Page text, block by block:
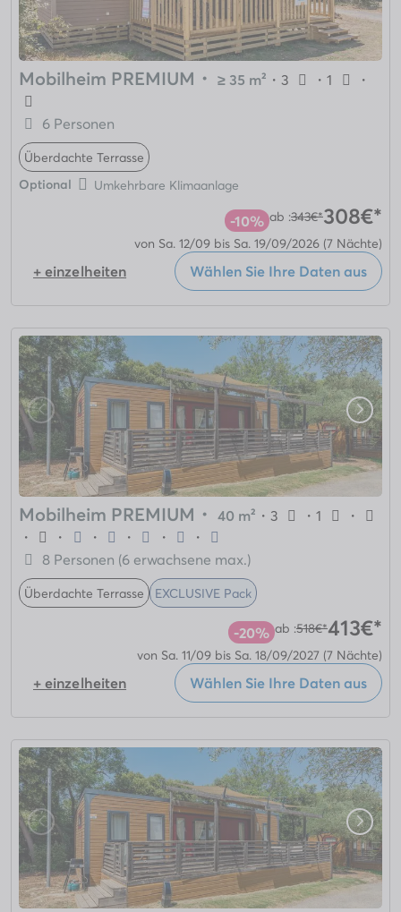
Mobilheim PREMIUM ・ ≥ 35 m² ・ 3 ・1 ・
6 Personen
Überdachte Terrasse
Optional
Umkehrbare Klimaanlage
-10% ab :343€*308€*
von Sa. 12/09 bis Sa. 19/09/2026 (7 Nächte)
+ einzelheiten Wählen Sie Ihre Daten aus
Mobilheim PREMIUM ・ 40 m² ・ 3 ・1
・
・
・ ・ ・ ・
・
8 Personen (6 erwachsene max.)
Überdachte Terrasse EXCLUSIVE Pack
-20% ab :518€*413€*
von Sa. 11/09 bis Sa. 18/09/2027 (7 Nächte)
+ einzelheiten Wählen Sie Ihre Daten aus